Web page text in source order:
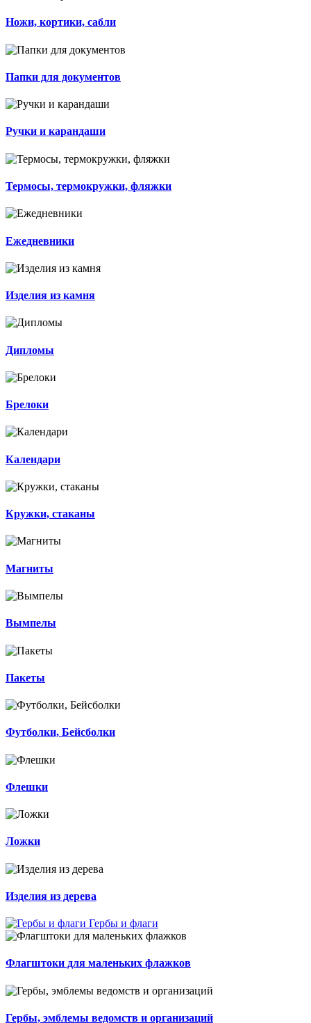
Ножи, кортики, сабли
Папки для документов
Ручки и карандаши
Термосы, термокружки, фляжки
Ежедневники
Изделия из камня
Дипломы
Брелоки
Календари
Кружки, стаканы
Магниты
Вымпелы
Пакеты
Футболки, Бейсболки
Флешки
Ложки
Изделия из дерева
Гербы и флаги
Флагштоки для маленьких флажков
Гербы, эмблемы ведомств и организаций